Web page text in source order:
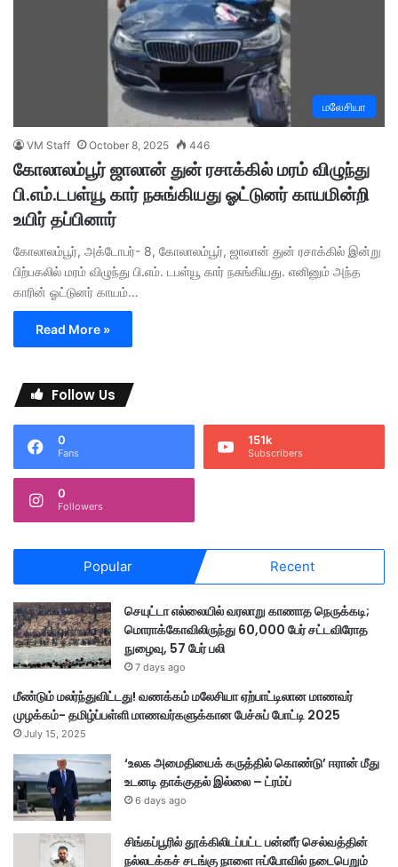
மலேசியா
VM Staff October 8, 2025 446
கோலாலம்பூர் ஜாலான் துன் ரசாக்கில் மரம் விழுந்து
பி.எம்.டபள்யூ கார் நசுங்கியது ஓட்டுனர் காயமின்றி
உயிர் தப்பினார்
கோலாலம்பூர், அக்டோபர்- 8, கோலாலம்பூர், ஜாலான் துன் ரசாக்கில் இன்று
பிற்பகலில் மரம் விழுந்து பி.எம். டபள்யூ கார் நசுங்கியது. எனினும் அந்த
காரின் ஓட்டுனர் காயம்…
Read More »
Follow Us
0
Fans
151k
Subscribers
0
Followers
Popular Recent
செயுட்டா எல்லையில் வரலாறு காணாத நெருக்கடி;
மொராக்கோவிலிருந்து 60,000 பேர் சட்டவிரோத
நுழைவு, 57 பேர் பலி
7 days ago
மீண்டும் மலர்ந்துவிட்டது! வணக்கம் மலேசியா ஏற்பாட்டிலான மாணவர்
முழக்கம்- தமிழ்ப்பள்ளி மாணவர்களுக்கான பேச்சுப் போட்டி 2025
July 15, 2025
‘உலக அமைதியைக் கருத்தில் கொண்டு’ ஈரான் மீது
உடனடி தாக்குதல் இல்லை – ட்ரம்ப்
6 days ago
சிங்கப்பூரில் தூக்கிலிடப்பட்ட பன்னீர் செல்வத்தின்
நல்லடக்கச் சடங்கு நாளை ஈப்போவில் நடைபெறும்